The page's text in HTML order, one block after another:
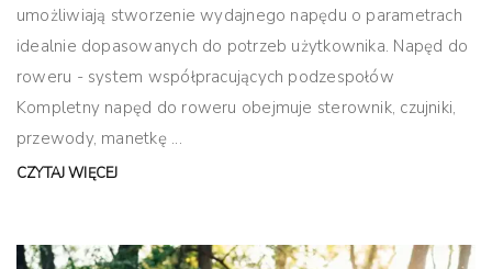
umożliwiają stworzenie wydajnego napędu o parametrach
idealnie dopasowanych do potrzeb użytkownika. Napęd do
roweru - system współpracujących podzespołów
Kompletny napęd do roweru obejmuje sterownik, czujniki,
przewody, manetkę ...
CZYTAJ WIĘCEJ